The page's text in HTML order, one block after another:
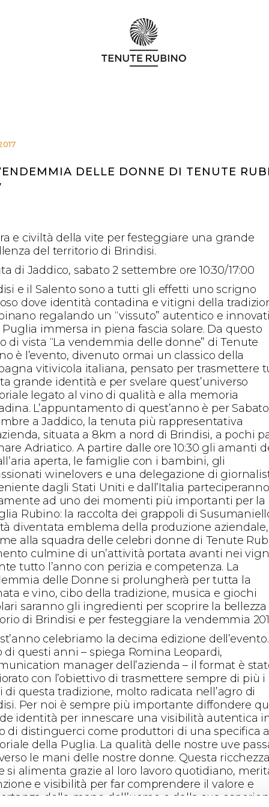
DELLE DONNE DI TENUTE
e civiltà della vite per festeggiare una grande
del territorio di Brindisi.
di Jaddico, sabato 2 settembre ore 10:30/17:00
e il Salento sono a tutti gli effetti uno scrigno
dove identità contadina e vitigni della
regalando un “vissuto” autentico e
Puglia immersa in piena fascia solare. Da questo
di vista “La vendemmia delle donne” di Tenute
è l’evento, divenuto ormai un classico della
vitivicola italiana, pensato per trasmettere
grande identità e per svelare quest’universo
legato al vino di qualità e alla memoria
L’appuntamento di quest’anno è per
a Jaddico, la tenuta più rappresentativa
situata a 8km a nord di Brindisi, a pochi
Adriatico. A partire dalle ore 10:30 gli amanti
aperta, le famiglie con i bambini, gli
winelovers e una delegazione di
dagli Stati Uniti e dall’Italia parteciperanno
ad uno dei momenti più importanti per la
Rubino: la raccolta dei grappoli di
diventata emblema della produzione aziendale,
alla squadra delle celebri donne di Tenute
culmine di un’attività portata avanti nei
tutto l’anno con perizia e competenza. La
delle Donne si prolungherà per tutta la
e vino, cibo della tradizione, musica e giochi
saranno gli ingredienti per scoprire la bellezza
di Brindisi e per festeggiare la vendemmia
celebriamo la decima edizione dell’evento.
di questi anni – spiega Romina Leopardi,
manager dell’azienda – il format è
con l’obiettivo di trasmettere sempre di più i
di questa tradizione, molto radicata nell’agro di
Per noi è sempre più importante diffondere
identità per innescare una visibilità autentica
di distinguerci come produttori di una specifica
della Puglia. La qualità delle nostre uve
le mani delle nostre donne. Questa
si alimenta grazie al loro lavoro quotidiano,
e visibilità per far comprendere il valore e
della mano dell’uomo e dalla sua